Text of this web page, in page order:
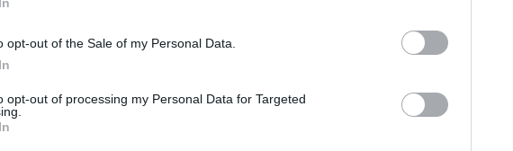
opt-out of the Sale of my Personal Data.
opt-out of processing my Personal Data for Targeted
– ezek
(pl. citológia, HPV-
év felett.
– a